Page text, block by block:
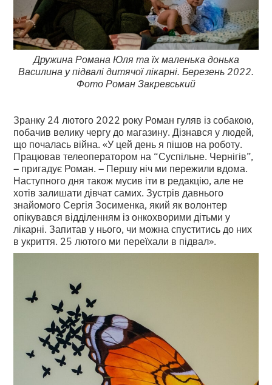
Дружина Романа Юля та їх маленька донька
Василина у підвалі дитячої лікарні. Березень 2022.
Фото Роман Закревський
Зранку 24 лютого 2022 року Роман гуляв із собакою,
побачив велику чергу до магазину. Дізнався у людей,
що почалась війна. «У цей день я пішов на роботу.
Працював телеоператором на “Суспільне. Чернігів”,
– пригадує Роман. – Першу ніч ми пережили вдома.
Наступного дня також мусив іти в редакцію, але не
хотів залишати дівчат самих. Зустрів давнього
знайомого Сергія Зосименка, який як волонтер
опікувався відділенням із онкохворими дітьми у
лікарні. Запитав у нього, чи можна спуститись до них
в укриття. 25 лютого ми переїхали в підвал».